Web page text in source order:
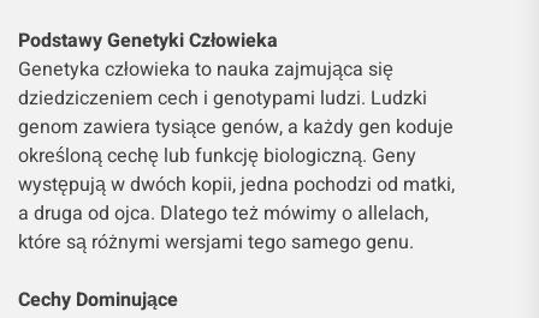
Podstawy Genetyki Człowieka
Genetyka człowieka to nauka zajmująca się
dziedziczeniem cech i genotypami ludzi. Ludzki
genom zawiera tysiące genów, a każdy gen koduje
określoną cechę lub funkcję biologiczną. Geny
występują w dwóch kopii, jedna pochodzi od matki,
a druga od ojca. Dlatego też mówimy o allelach,
które są różnymi wersjami tego samego genu.
Cechy Dominujące